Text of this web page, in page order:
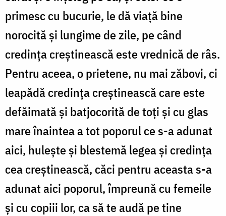
primesc cu bucurie, le dă viață bine
norocită și lungime de zile, pe când
credința creștinească este vrednică de râs.
Pentru aceea, o prietene, nu mai zăbovi, ci
leapădă credința creștinească care este
defăimată și batjocorită de toți și cu glas
mare înaintea a tot poporul ce s-a adunat
aici, hulește și blestemă legea și credința
cea creștinească, căci pentru aceasta s-a
adunat aici poporul, împreună cu femeile
și cu copiii lor, ca să te audă pe tine